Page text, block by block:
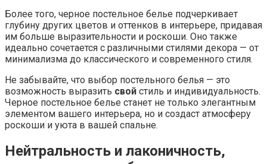
Более того, черное постельное белье подчеркивает
глубину других цветов и оттенков в интерьере, придавая
им больше выразительности и роскоши. Оно также
идеально сочетается с различными стилями декора — от
минимализма до классического и современного стиля.
Не забывайте, что выбор постельного белья — это
возможность выразить свой стиль и индивидуальность.
Черное постельное белье станет не только элегантным
элементом вашего интерьера, но и создаст атмосферу
роскоши и уюта в вашей спальне.
Нейтральность и лаконичность,